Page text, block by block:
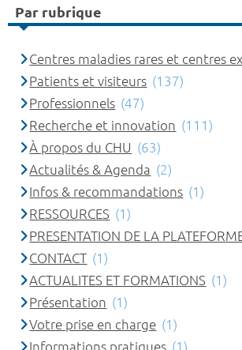
Par rubrique
Centres maladies rares et centres
Patients et visiteurs (137)
Professionnels (47)
Recherche et innovation (111)
À propos du CHU (63)
Actualités & Agenda (2)
Infos & recommandations (1)
RESSOURCES (1)
PRESENTATION DE LA
CONTACT (1)
ACTUALITES ET FORMATIONS (1)
Présentation (1)
Votre prise en charge (1)
Informations pratiques (1)